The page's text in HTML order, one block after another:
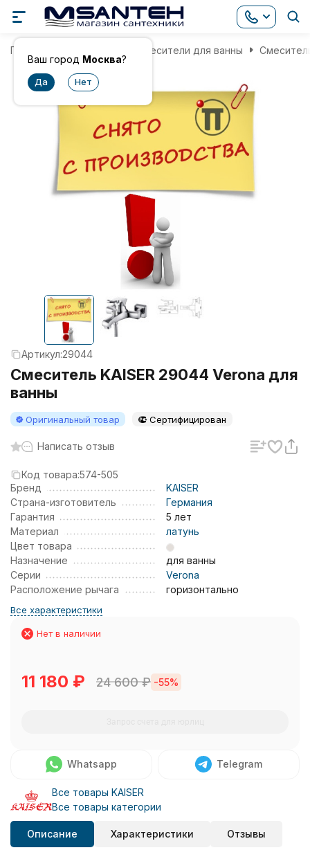
Ваш город Москва?
Главная Смесители для ванны
Артикул:29044
Смеситель KAISER 29044 Verona для
ванны
Оригинальный товар Сертифицирован
Написать отзыв
Код товара:574-505
Бренд
KAISER
Страна-изготовитель
Германия
Гарантия
5 лет
Материал
латунь
Цвет товара
Назначение
для ванны
Серии
Verona
Расположение рычага
горизонтально
Все характеристики
Нет в наличии
11 180 ₽ 24 600₽ -55%
Whatsapp Telegram
Все товары KAISER
Все товары категории
Описание Характеристики Отзывы